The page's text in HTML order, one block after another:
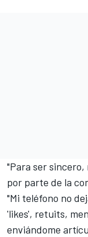
"Para ser
por parte de la
"Mi teléfono no
'likes', retuits,
enviándome